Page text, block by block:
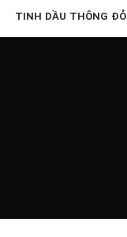
TINH DẦU THÔNG ĐỎ